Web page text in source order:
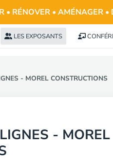
• RÉNOVER • AMÉNAGER •
LES EXPOSANTS
- MOREL CONSTRUCTIONS
- MOREL